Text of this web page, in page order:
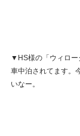
▼HS様の「ウィロー
車中泊されてます。
いなー。